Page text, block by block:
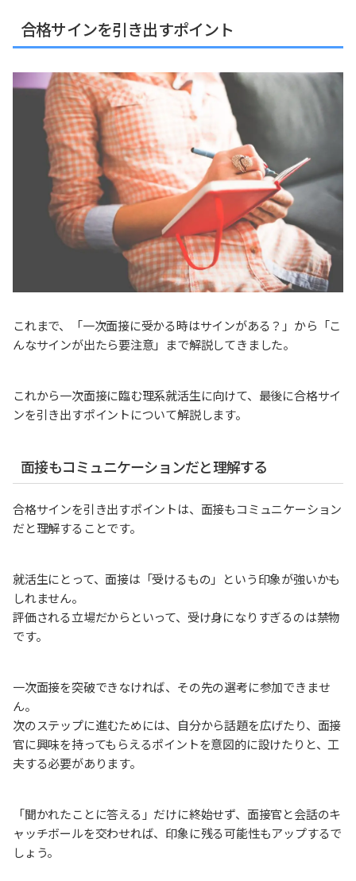
合格サインを引き出すポイント
これまで、「一次面接に受かる時はサインがある？」から「こ
んなサインが出たら要注意」まで解説してきました。
これから一次面接に臨む理系就活生に向けて、最後に合格サイ
ンを引き出すポイントについて解説します。
面接もコミュニケーションだと理解する
合格サインを引き出すポイントは、面接もコミュニケーション
だと理解することです。
就活生にとって、面接は「受けるもの」という印象が強いかも
しれません。
評価される立場だからといって、受け身になりすぎるのは禁物
です。
一次面接を突破できなければ、その先の選考に参加できませ
ん。
次のステップに進むためには、自分から話題を広げたり、面接
官に興味を持ってもらえるポイントを意図的に設けたりと、工
夫する必要があります。
「聞かれたことに答える」だけに終始せず、面接官と会話のキ
ャッチボールを交わせれば、印象に残る可能性もアップするで
しょう。